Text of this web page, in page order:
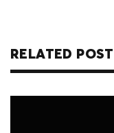
RELATED